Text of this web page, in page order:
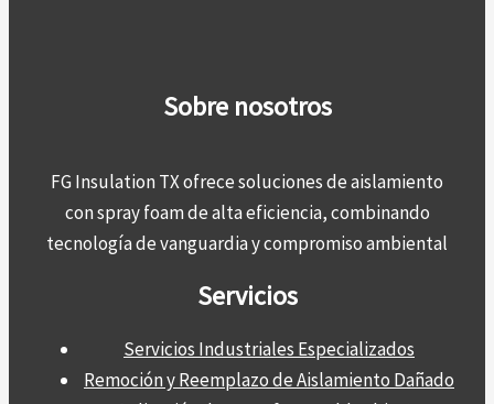
Sobre nosotros
FG Insulation TX ofrece soluciones de aislamiento
con spray foam de alta eficiencia, combinando
tecnología de vanguardia y compromiso ambiental
Servicios
Servicios Industriales Especializados
Remoción y Reemplazo de Aislamiento Dañado